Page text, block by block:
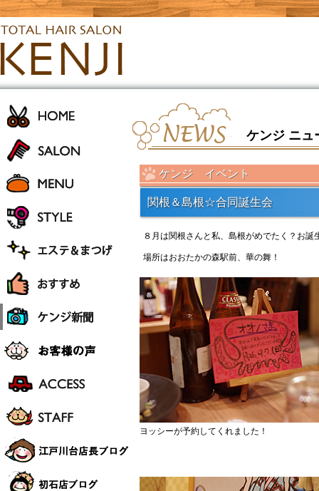
ケンジ ニュ
ケンジ イベント
関根＆島根☆合同誕生会
８月は関根さんと私、島根がめでたく？お誕
場所はおおたかの森駅前、華の舞！
ヨッシーが予約してくれました！